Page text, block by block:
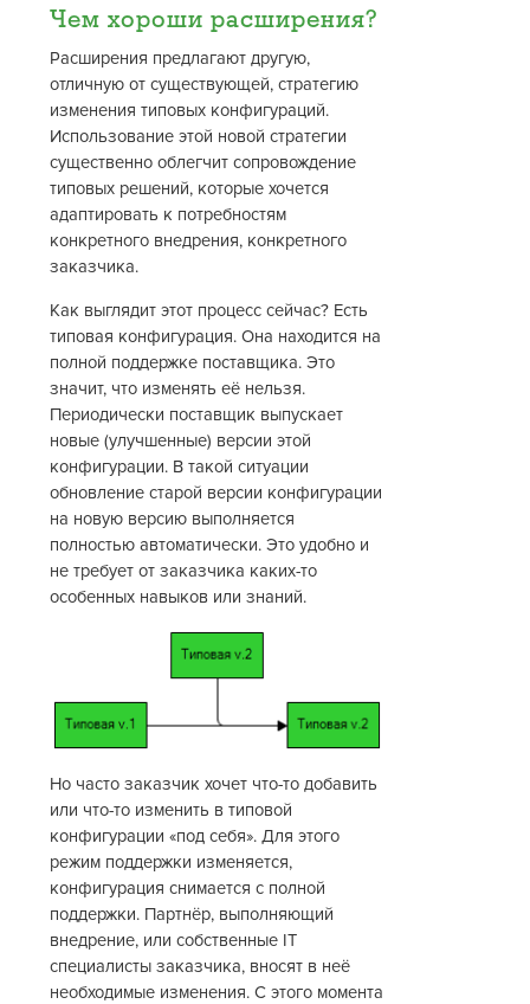
Чем хороши расширения?
Расширения предлагают другую,
отличную от существующей, стратегию
изменения типовых конфигураций.
Использование этой новой стратегии
существенно облегчит сопровождение
типовых решений, которые хочется
адаптировать к потребностям
конкретного внедрения, конкретного
заказчика.
Как выглядит этот процесс сейчас? Есть
типовая конфигурация. Она находится на
полной поддержке поставщика. Это
значит, что изменять её нельзя.
Периодически поставщик выпускает
новые (улучшенные) версии этой
конфигурации. В такой ситуации
обновление старой версии конфигурации
на новую версию выполняется
полностью автоматически. Это удобно и
не требует от заказчика каких-то
особенных навыков или знаний.
Но часто заказчик хочет что-то добавить
или что-то изменить в типовой
конфигурации «под себя». Для этого
режим поддержки изменяется,
конфигурация снимается с полной
поддержки. Партнёр, выполняющий
внедрение, или собственные IT
специалисты заказчика, вносят в неё
необходимые изменения. С этого момента